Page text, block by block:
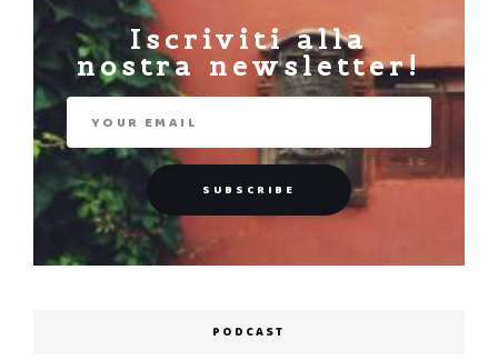
Iscriviti alla
nostra newsletter!
PODCAST